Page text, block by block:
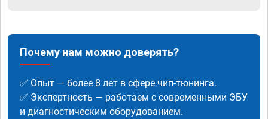
Почему нам можно доверять?
✅ Опыт — более 8 лет в сфере чип-тюнинга.
✅ Экспертность — работаем с современными ЭБУ
и диагностическим оборудованием.